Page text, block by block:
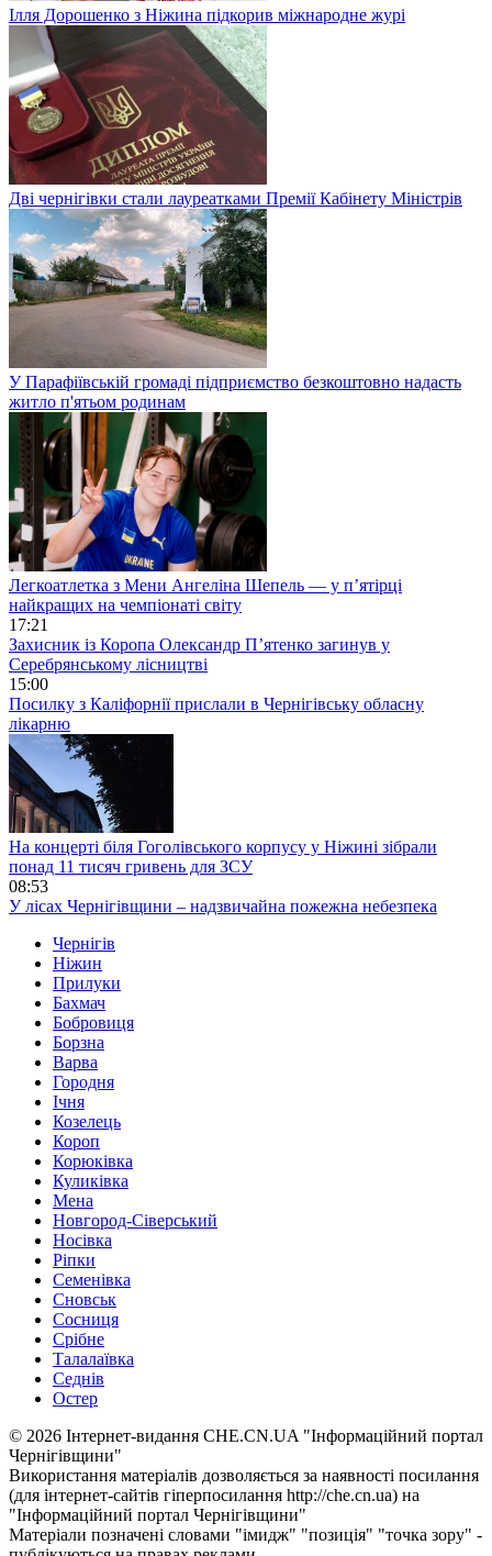
Ілля Дорошенко з Ніжина підкорив міжнародне журі
Дві чернігівки стали лауреатками Премії Кабінету Міністрів
У Парафіївській громаді підприємство безкоштовно надасть
житло п'ятьом родинам
Легкоатлетка з Мени Ангеліна Шепель — у п’ятірці
найкращих на чемпіонаті світу
17:21
Захисник із Коропа Олександр П’ятенко загинув у
Серебрянському лісництві
15:00
Посилку з Каліфорнії прислали в Чернігівську обласну
лікарню
На концерті біля Гоголівського корпусу у Ніжині зібрали
понад 11 тисяч гривень для ЗСУ
08:53
У лісах Чернігівщини – надзвичайна пожежна небезпека
Чернігів
Ніжин
Прилуки
Бахмач
Бобровиця
Борзна
Варва
Городня
Ічня
Козелець
Короп
Корюківка
Куликівка
Мена
Новгород-Сіверський
Носівка
Ріпки
Семенівка
Сновськ
Сосниця
Срібне
Талалаївка
Седнів
Остер
© 2026 Інтернет-видання CHE.CN.UA "Інформаційний портал
Чернiгiвщини"
Використання матеріалів дозволяється за наявності посилання
(для інтернет-сайтів гіперпосилання http://che.cn.ua) на
"Інформаційний портал Чернiгiвщини"
Матеріали позначені словами "імидж" "позиція" "точка зору" -